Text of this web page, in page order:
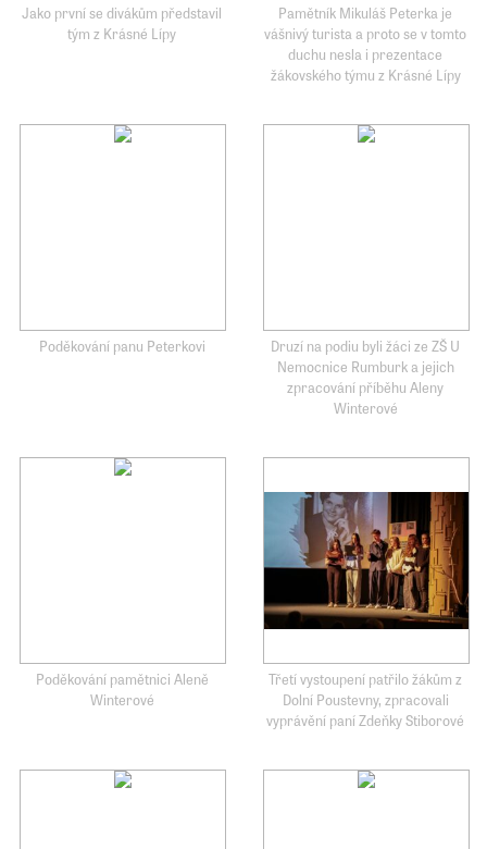
Jako první se divákům představil
tým z Krásné Lípy
Pamětník Mikuláš Peterka je
vášnivý turista a proto se v tomto
duchu nesla i prezentace
žákovského týmu z Krásné Lípy
Poděkování panu Peterkovi
Druzí na podiu byli žáci ze ZŠ U
Nemocnice Rumburk a jejich
zpracování příběhu Aleny
Winterové
Poděkování pamětnici Aleně
Winterové
Třetí vystoupení patřilo žákům z
Dolní Poustevny, zpracovali
vyprávění paní Zdeňky Stiborové